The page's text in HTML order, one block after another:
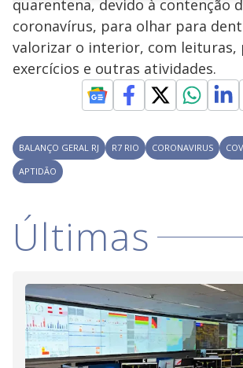
a
y
V
i
d
e
o
n
d
s
u
n
quarentena, devido à contenção
coronavírus, para olhar para
valorizar o interior, com leituras,
exercícios e outras atividades.
BALANÇO GERAL RJ R7 RIO CORONAVIRUS
APTIDÃO
Últimas